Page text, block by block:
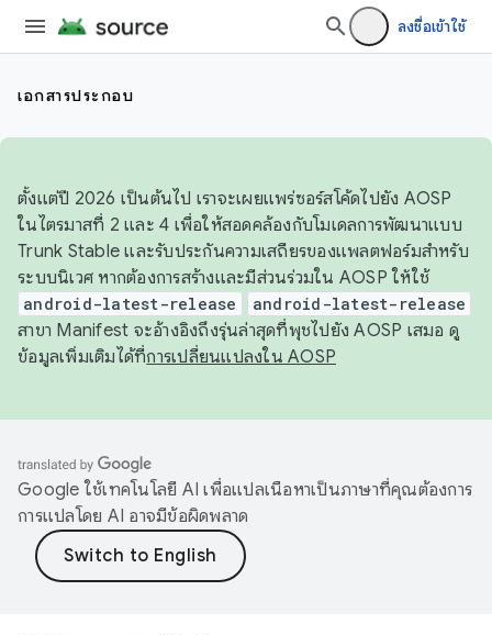
ลงชื่อเข้าใช้
เอกสารประกอบ
ตั้งแต่ปี 2026 เป็นต้นไป เราจะเผยแพร่ซอร์สโค้ดไปยัง AOSP
ในไตรมาสที่ 2 และ 4 เพื่อให้สอดคล้องกับโมเดลการพัฒนาแบบ
Trunk Stable และรับประกันความเสถียรของแพลตฟอร์มสำหรับ
ระบบนิเวศ หากต้องการสร้างและมีส่วนร่วมใน AOSP ให้ใช้
android-latest-release android-latest-release
สาขา Manifest จะอ้างอิงถึงรุ่นล่าสุดที่พุชไปยัง AOSP เสมอ ดู
ข้อมูลเพิ่มเติมได้ที่การเปลี่ยนแปลงใน AOSP
Google ใช้เทคโนโลยี AI เพื่อแปลเนื้อหาเป็นภาษาที่คุณต้องการ
การแปลโดย AI อาจมีข้อผิดพลาด